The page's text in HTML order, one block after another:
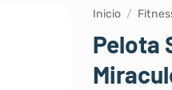
Inicio /
Pelota